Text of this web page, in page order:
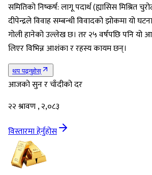
समितिको निष्कर्ष: लागू पदार्थ (ह्यासिस मिश्रित
दीपेन्द्रले विवाह सम्बन्धी विवादको झोकमा यो
गोली हानेको उल्लेख छ। तर २५ वर्षपछि पनि यो
लिएर विभिन्न आशंका र रहस्य कायम छन्।
थप पढ्नुहोस्
आजको सुन र चाँदीको दर
२२ श्रावण , २,०८३
विस्तारमा हेर्नुहोस